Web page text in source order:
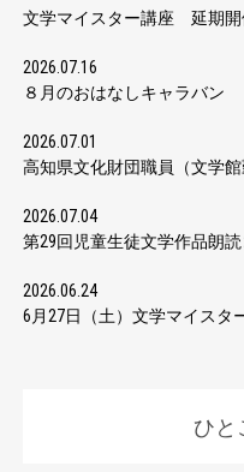
文学マイスター講座 延期開
2026.07.16
８月のおはなしキャラバン
2026.07.01
高知県文化財団職員（文学
2026.07.04
第29回児童生徒文学作品朗
2026.06.24
6月27日（土）文学マイス
ひと